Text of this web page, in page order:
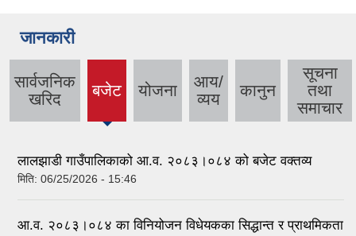
जानकारी
सार्वजनिक
खरिद
बजेट
(active
योजना
आय/
व्यय
कानुन
सूचना
तथा
समाचार
लालझाडी गाउँपालिकाको आ.व. २०८३।०८४ को बजेट वक्तव्य
मिति: 06/25/2026 - 15:46
आ.व. २०८३।०८४ का विनियोजन विधेयकका सिद्धान्त र प्राथमिकता